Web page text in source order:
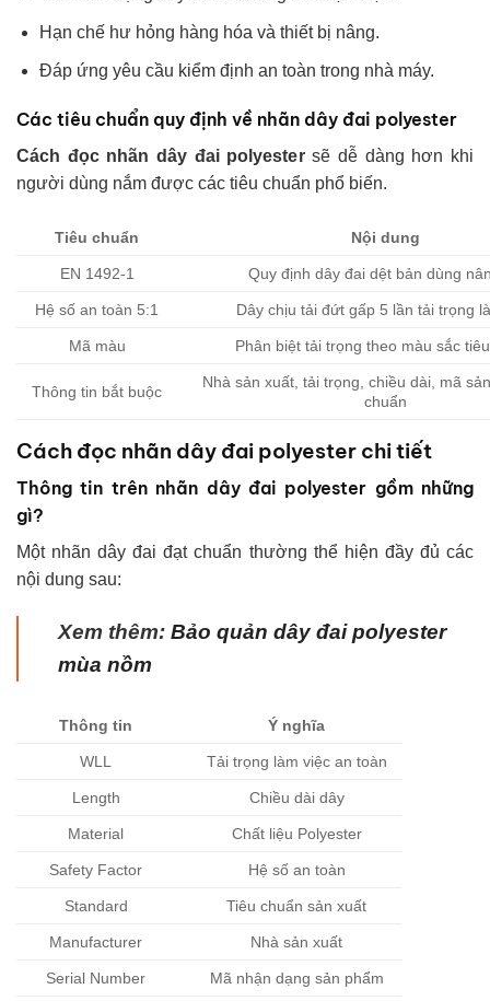
Hạn chế hư hỏng hàng hóa và thiết bị nâng.
Đáp ứng yêu cầu kiểm định an toàn trong nhà máy.
Các tiêu chuẩn quy định về nhãn dây đai polyester
Cách đọc nhãn dây đai polyestersẽ dễ dàng hơn khi
người dùng nắm được các tiêu chuẩn phổ biến.
Tiêu chuẩn Nội dung
EN 1492-1 Quy định dây đai dệt bản dùng
Hệ số an toàn 5:1 Dây chịu tải đứt gấp 5 lần tải trọng
Mã màu Phân biệt tải trọng theo màu sắc
Thông tin bắt buộc
Nhà sản xuất, tải trọng, chiều dài, mã
chuẩn
Cách đọc nhãn dây đai polyester chi tiết
Thông tin trên nhãn dây đai polyester gồm những
gì?
Một nhãn dây đai đạt chuẩn thường thể hiện đầy đủ các
nội dung sau:
Xem thêm: Bảo quản dây đai polyester
mùa nồm
Thông tin Ý nghĩa
WLL Tải trọng làm việc an toàn
Length Chiều dài dây
Material Chất liệu Polyester
Safety Factor Hệ số an toàn
Standard Tiêu chuẩn sản xuất
Manufacturer Nhà sản xuất
Serial Number Mã nhận dạng sản phẩm